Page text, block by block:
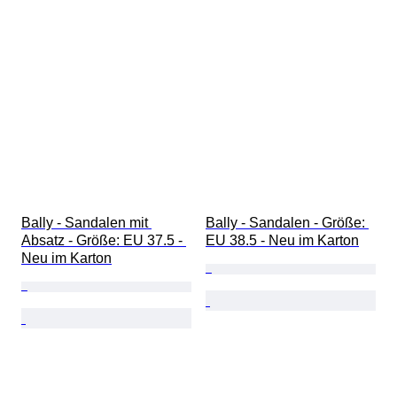
Bally - Sandalen mit
Absatz - Größe: EU 37.5 -
Neu im Karton
Bally - Sandalen - Größe:
EU 38.5 - Neu im Karton